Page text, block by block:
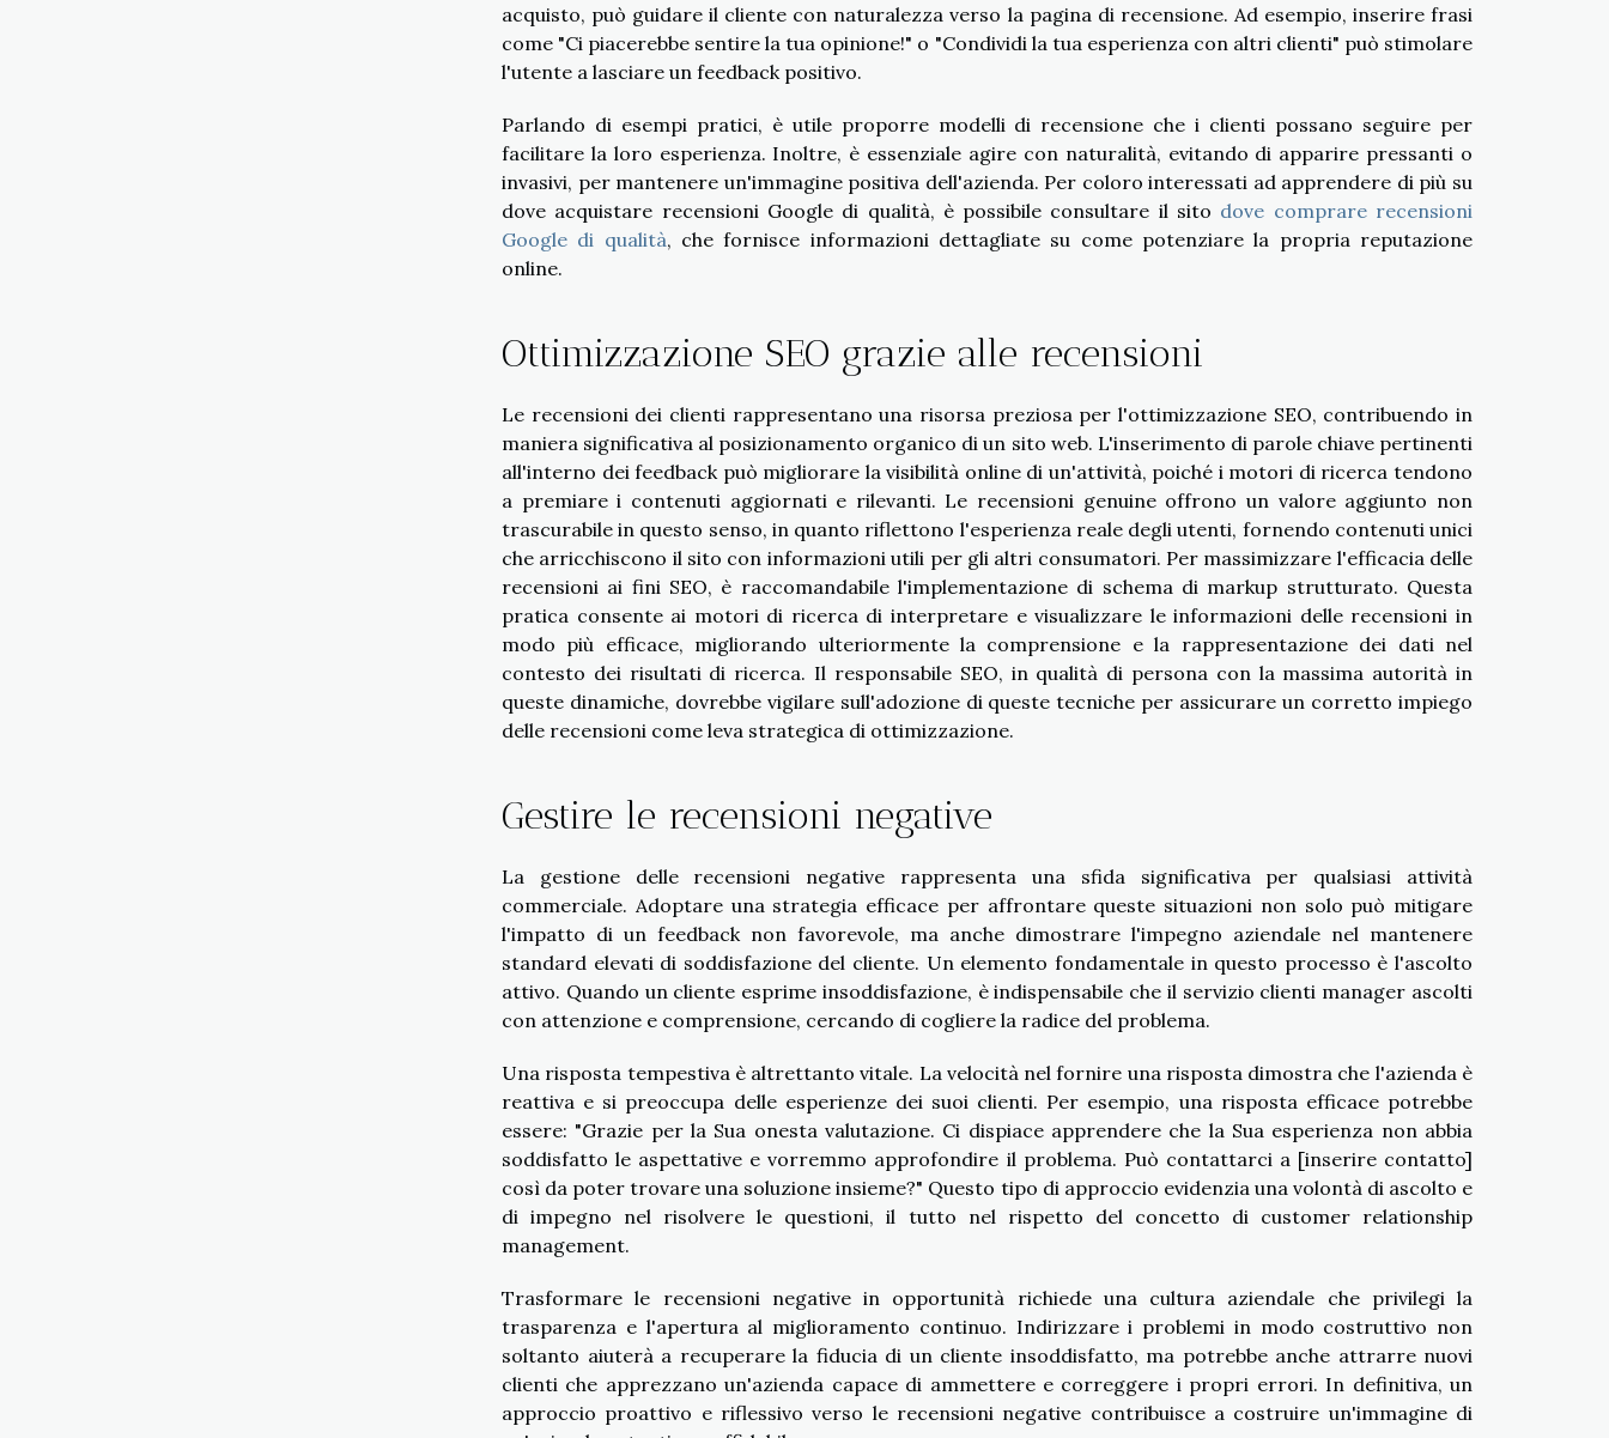
acquisto, può guidare il cliente con naturalezza verso la pagina di recensione. Ad esempio, inserire frasi
come "Ci piacerebbe sentire la tua opinione!" o "Condividi la tua esperienza con altri clienti" può stimolare
l'utente a lasciare un feedback positivo.
Parlando di esempi pratici, è utile proporre modelli di recensione che i clienti possano seguire per
facilitare la loro esperienza. Inoltre, è essenziale agire con naturalità, evitando di apparire pressanti o
invasivi, per mantenere un'immagine positiva dell'azienda. Per coloro interessati ad apprendere di più su
dove acquistare recensioni Google di qualità, è possibile consultare il sito dove comprare recensioni
Google di qualità, che fornisce informazioni dettagliate su come potenziare la propria reputazione
online.
Ottimizzazione SEO grazie alle recensioni
Le recensioni dei clienti rappresentano una risorsa preziosa per l'ottimizzazione SEO, contribuendo in
maniera significativa al posizionamento organico di un sito web. L'inserimento di parole chiave pertinenti
all'interno dei feedback può migliorare la visibilità online di un'attività, poiché i motori di ricerca tendono
a premiare i contenuti aggiornati e rilevanti. Le recensioni genuine offrono un valore aggiunto non
trascurabile in questo senso, in quanto riflettono l'esperienza reale degli utenti, fornendo contenuti unici
che arricchiscono il sito con informazioni utili per gli altri consumatori. Per massimizzare l'efficacia delle
recensioni ai fini SEO, è raccomandabile l'implementazione di schema di markup strutturato. Questa
pratica consente ai motori di ricerca di interpretare e visualizzare le informazioni delle recensioni in
modo più efficace, migliorando ulteriormente la comprensione e la rappresentazione dei dati nel
contesto dei risultati di ricerca. Il responsabile SEO, in qualità di persona con la massima autorità in
queste dinamiche, dovrebbe vigilare sull'adozione di queste tecniche per assicurare un corretto impiego
delle recensioni come leva strategica di ottimizzazione.
Gestire le recensioni negative
La gestione delle recensioni negative rappresenta una sfida significativa per qualsiasi attività
commerciale. Adoptare una strategia efficace per affrontare queste situazioni non solo può mitigare
l'impatto di un feedback non favorevole, ma anche dimostrare l'impegno aziendale nel mantenere
standard elevati di soddisfazione del cliente. Un elemento fondamentale in questo processo è l'ascolto
attivo. Quando un cliente esprime insoddisfazione, è indispensabile che il servizio clienti manager ascolti
con attenzione e comprensione, cercando di cogliere la radice del problema.
Una risposta tempestiva è altrettanto vitale. La velocità nel fornire una risposta dimostra che l'azienda è
reattiva e si preoccupa delle esperienze dei suoi clienti. Per esempio, una risposta efficace potrebbe
essere: "Grazie per la Sua onesta valutazione. Ci dispiace apprendere che la Sua esperienza non abbia
soddisfatto le aspettative e vorremmo approfondire il problema. Può contattarci a [inserire contatto]
così da poter trovare una soluzione insieme?" Questo tipo di approccio evidenzia una volontà di ascolto e
di impegno nel risolvere le questioni, il tutto nel rispetto del concetto di customer relationship
management.
Trasformare le recensioni negative in opportunità richiede una cultura aziendale che privilegi la
trasparenza e l'apertura al miglioramento continuo. Indirizzare i problemi in modo costruttivo non
soltanto aiuterà a recuperare la fiducia di un cliente insoddisfatto, ma potrebbe anche attrarre nuovi
clienti che apprezzano un'azienda capace di ammettere e correggere i propri errori. In definitiva, un
approccio proattivo e riflessivo verso le recensioni negative contribuisce a costruire un'immagine di